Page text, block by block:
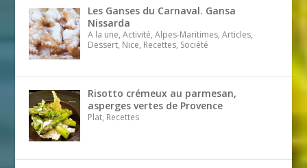
Les Ganses du Carnaval. Gansa
Nissarda
A la une, Activité, Alpes-Maritimes, Articles,
Dessert, Nice, Recettes, Société
Risotto crémeux au parmesan,
asperges vertes de Provence
Plat, Recettes